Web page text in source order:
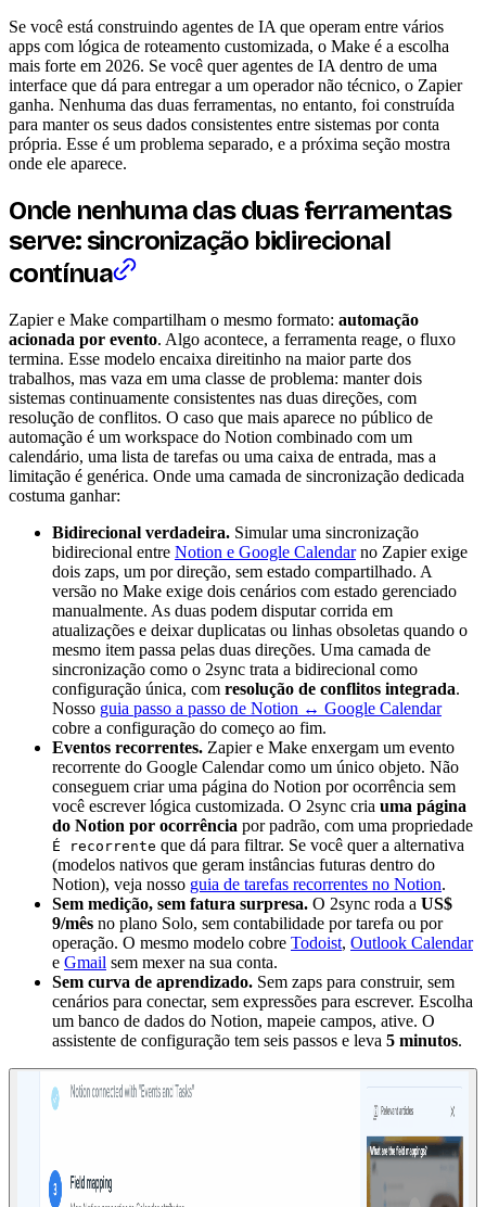
Se você está construindo agentes de IA que operam entre vários
apps com lógica de roteamento customizada, o Make é a escolha
mais forte em 2026. Se você quer agentes de IA dentro de uma
interface que dá para entregar a um operador não técnico, o Zapier
ganha. Nenhuma das duas ferramentas, no entanto, foi construída
para manter os seus dados consistentes entre sistemas por conta
própria. Esse é um problema separado, e a próxima seção mostra
onde ele aparece.
Onde nenhuma das duas ferramentas
serve: sincronização bidirecional
contínua
Zapier e Make compartilham o mesmo formato: automação
acionada por evento. Algo acontece, a ferramenta reage, o fluxo
termina. Esse modelo encaixa direitinho na maior parte dos
trabalhos, mas vaza em uma classe de problema: manter dois
sistemas continuamente consistentes nas duas direções, com
resolução de conflitos. O caso que mais aparece no público de
automação é um workspace do Notion combinado com um
calendário, uma lista de tarefas ou uma caixa de entrada, mas a
limitação é genérica. Onde uma camada de sincronização dedicada
costuma ganhar:
Bidirecional verdadeira. Simular uma sincronização
bidirecional entre Notion e Google Calendarno Zapier exige
dois zaps, um por direção, sem estado compartilhado. A
versão no Make exige dois cenários com estado gerenciado
manualmente. As duas podem disputar corrida em
atualizações e deixar duplicatas ou linhas obsoletas quando o
mesmo item passa pelas duas direções. Uma camada de
sincronização como o 2sync trata a bidirecional como
configuração única, com resolução de conflitos integrada.
Nosso guia passo a passo de Notion ↔ Google Calendar
cobre a configuração do começo ao fim.
Eventos recorrentes. Zapier e Make enxergam um evento
recorrente do Google Calendar como um único objeto. Não
conseguem criar uma página do Notion por ocorrência sem
você escrever lógica customizada. O 2sync cria uma página
do Notion por ocorrência por padrão, com uma propriedade
É recorrente que dá para filtrar. Se você quer a alternativa
(modelos nativos que geram instâncias futuras dentro do
Notion), veja nosso guia de tarefas recorrentes no Notion.
Sem medição, sem fatura surpresa. O 2sync roda a US$
9/mês no plano Solo, sem contabilidade por tarefa ou por
operação. O mesmo modelo cobre Todoist, Outlook Calendar
e Gmail sem mexer na sua conta.
Sem curva de aprendizado. Sem zaps para construir, sem
cenários para conectar, sem expressões para escrever. Escolha
um banco de dados do Notion, mapeie campos, ative. O
assistente de configuração tem seis passos e leva 5 minutos.